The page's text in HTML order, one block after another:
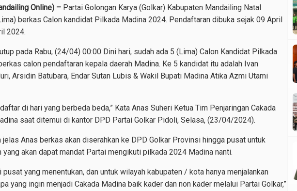
Online) – Partai Golongan Karya (Golkar) Kabupaten Mandailing Natal
berkas Calon kandidat Pilkada Madina 2024. Pendaftaran dibuka sejak 09 April
2024.
pada Rabu, (24/04) 00:00 Dini hari, sudah ada 5 (Lima) Calon Kandidat Pilkada
calon pendaftaran kepala daerah Madina. Ke 5 kandidat itu adalah Ivan
Arsidin Batubara, Endar Sutan Lubis & Wakil Bupati Madina Atika Azmi Utami
di hari yang berbeda beda,” Kata Anas Suheri Ketua Tim Penjaringan Cakada
saat ditemui di kantor DPD Partai Golkar Pidoli, Selasa, (23/04/2024).
jelas Anas berkas akan diserahkan ke DPD Golkar Provinsi hingga pusat untuk
akan dapat mandat Partai mengikuti pilkada 2024 Madina nanti.
pusat yang menentukan, dan untuk wilayah kabupaten / kota hanya menjalankan
yang ingin menjadi Cakada Madina baik kader dan non kader melalui Partai Golkar,”